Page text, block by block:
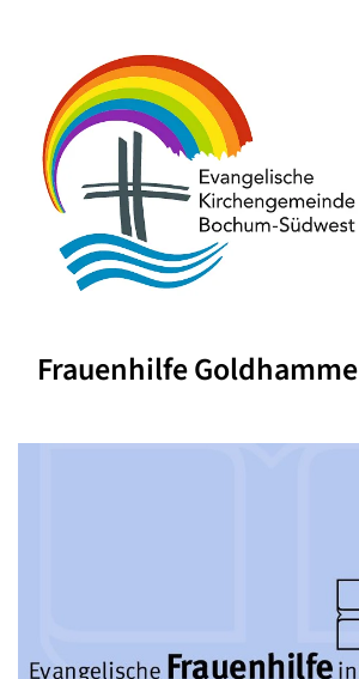
Frauenhilfe Goldhamme